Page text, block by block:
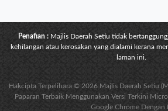
Penafian : Majlis Daerah Setiu tidak
kehilangan atau kerosakan yang dialami kerana
laman ini.
Hakcipta Terpelihara © 2026 Majlis Daerah Setiu
Paparan Terbaik Menggunakan Versi Terkini
Google Chrome Dengan